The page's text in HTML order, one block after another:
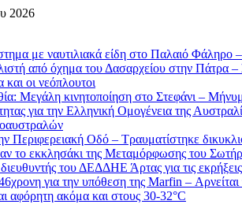
2026
με ναυτιλιακά είδη στο Παλαιό Φάληρο
από όχημα του Δασαρχείου στην Πάτρα –
οι νεόπλουτοι
Μεγάλη κινητοποίηση στο Στεφάνι –
για την Ελληνική Ομογένεια της
Περιφερειακή Οδό – Τραυματίστηκε
το εκκλησάκι της Μεταμόρφωσης του
του ΔΕΔΔΗΕ Άρτας για τις
για την υπόθεση της Marfin – Αρνείται
αφόρητη ακόμα και στους 30-32°C